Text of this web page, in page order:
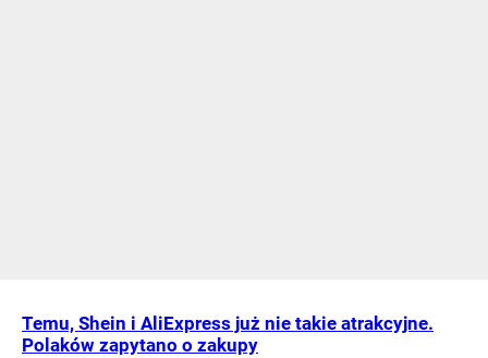
Temu, Shein i AliExpress już nie takie atrakcyjne.
Polaków zapytano o zakupy